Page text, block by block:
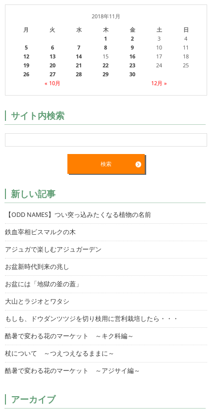
2018年11月
月
火 水 木 金 土 日
« 10月 12月 »
1 2 3
4
5
6 7 8 9 10
11
12
13 14 15 16 17
18
19
20 21 22 23 24
25
26
27 28 29 30
サイト内検索
新しい記事
【ODD NAMES】つい突っ込みたくなる植物の名前
鉄血宰相ビスマルクの木
アジュガで楽しむアジュガーデン
お盆新時代到来の兆し
お盆には「地獄の釜の蓋」
大山とラジオとワタシ
もしも、ドウダンツツジを切り枝用に営利栽培したら・・・
酷暑で変わる花のマーケット ～キク科編～
杖について ～つえつえなるままに～
酷暑で変わる花のマーケット ～アジサイ編～
アーカイブ